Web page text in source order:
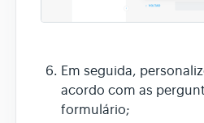
Em seguida,
acordo com as
formulário;